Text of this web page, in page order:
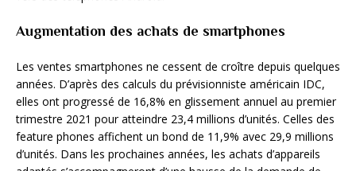
Augmentation des achats de smartphones
Les ventes smartphones ne cessent de croître depuis quelques
années. D’après des calculs du prévisionniste américain IDC,
elles ont progressé de 16,8% en glissement annuel au premier
trimestre 2021 pour atteindre 23,4 millions d’unités. Celles des
feature phones affichent un bond de 11,9% avec 29,9 millions
d’unités. Dans les prochaines années, les achats d’appareils